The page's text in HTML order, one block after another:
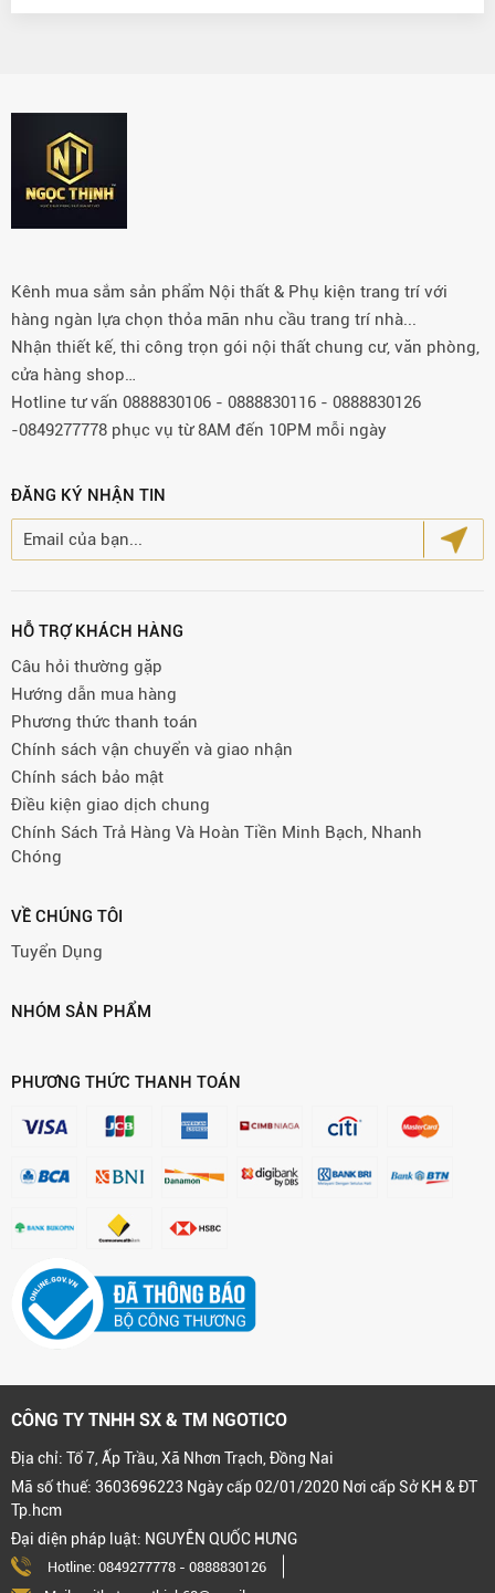
Kênh mua sắm sản phẩm Nội thất & Phụ kiện trang trí với
hàng ngàn lựa chọn thỏa mãn nhu cầu trang trí nhà...
Nhận thiết kế, thi công trọn gói nội thất chung cư, văn phòng,
cửa hàng shop…
Hotline tư vấn 0888830106 - 0888830116 - 0888830126
-0849277778 phục vụ từ 8AM đến 10PM mỗi ngày
ĐĂNG KÝ NHẬN TIN
HỖ TRỢ KHÁCH HÀNG
Câu hỏi thường gặp
Hướng dẫn mua hàng
Phương thức thanh toán
Chính sách vận chuyển và giao nhận
Chính sách bảo mật
Điều kiện giao dịch chung
Chính Sách Trả Hàng Và Hoàn Tiền Minh Bạch, Nhanh
Chóng
VỀ CHÚNG TÔI
Tuyển Dụng
NHÓM SẢN PHẨM
PHƯƠNG THỨC THANH TOÁN
CÔNG TY TNHH SX & TM NGOTICO
Địa chỉ: Tổ 7, Ấp Trầu, Xã Nhơn Trạch, Đồng Nai
Mã số thuế: 3603696223 Ngày cấp 02/01/2020 Nơi cấp Sở KH & ĐT
Tp.hcm
Đại diện pháp luật: NGUYỄN QUỐC HƯNG
Hotline: 0849277778 - 0888830126